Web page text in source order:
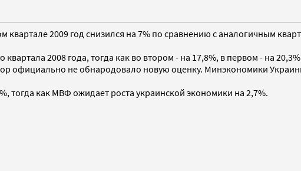
2009 год снизился на 7% по сравнению с аналогичным
2008 года, тогда как во втором - на 17,8%, в первом - на
официально не обнародовало новую оценку. Минэкономики
тогда как МВФ ожидает роста украинской экономики на 2,7%.